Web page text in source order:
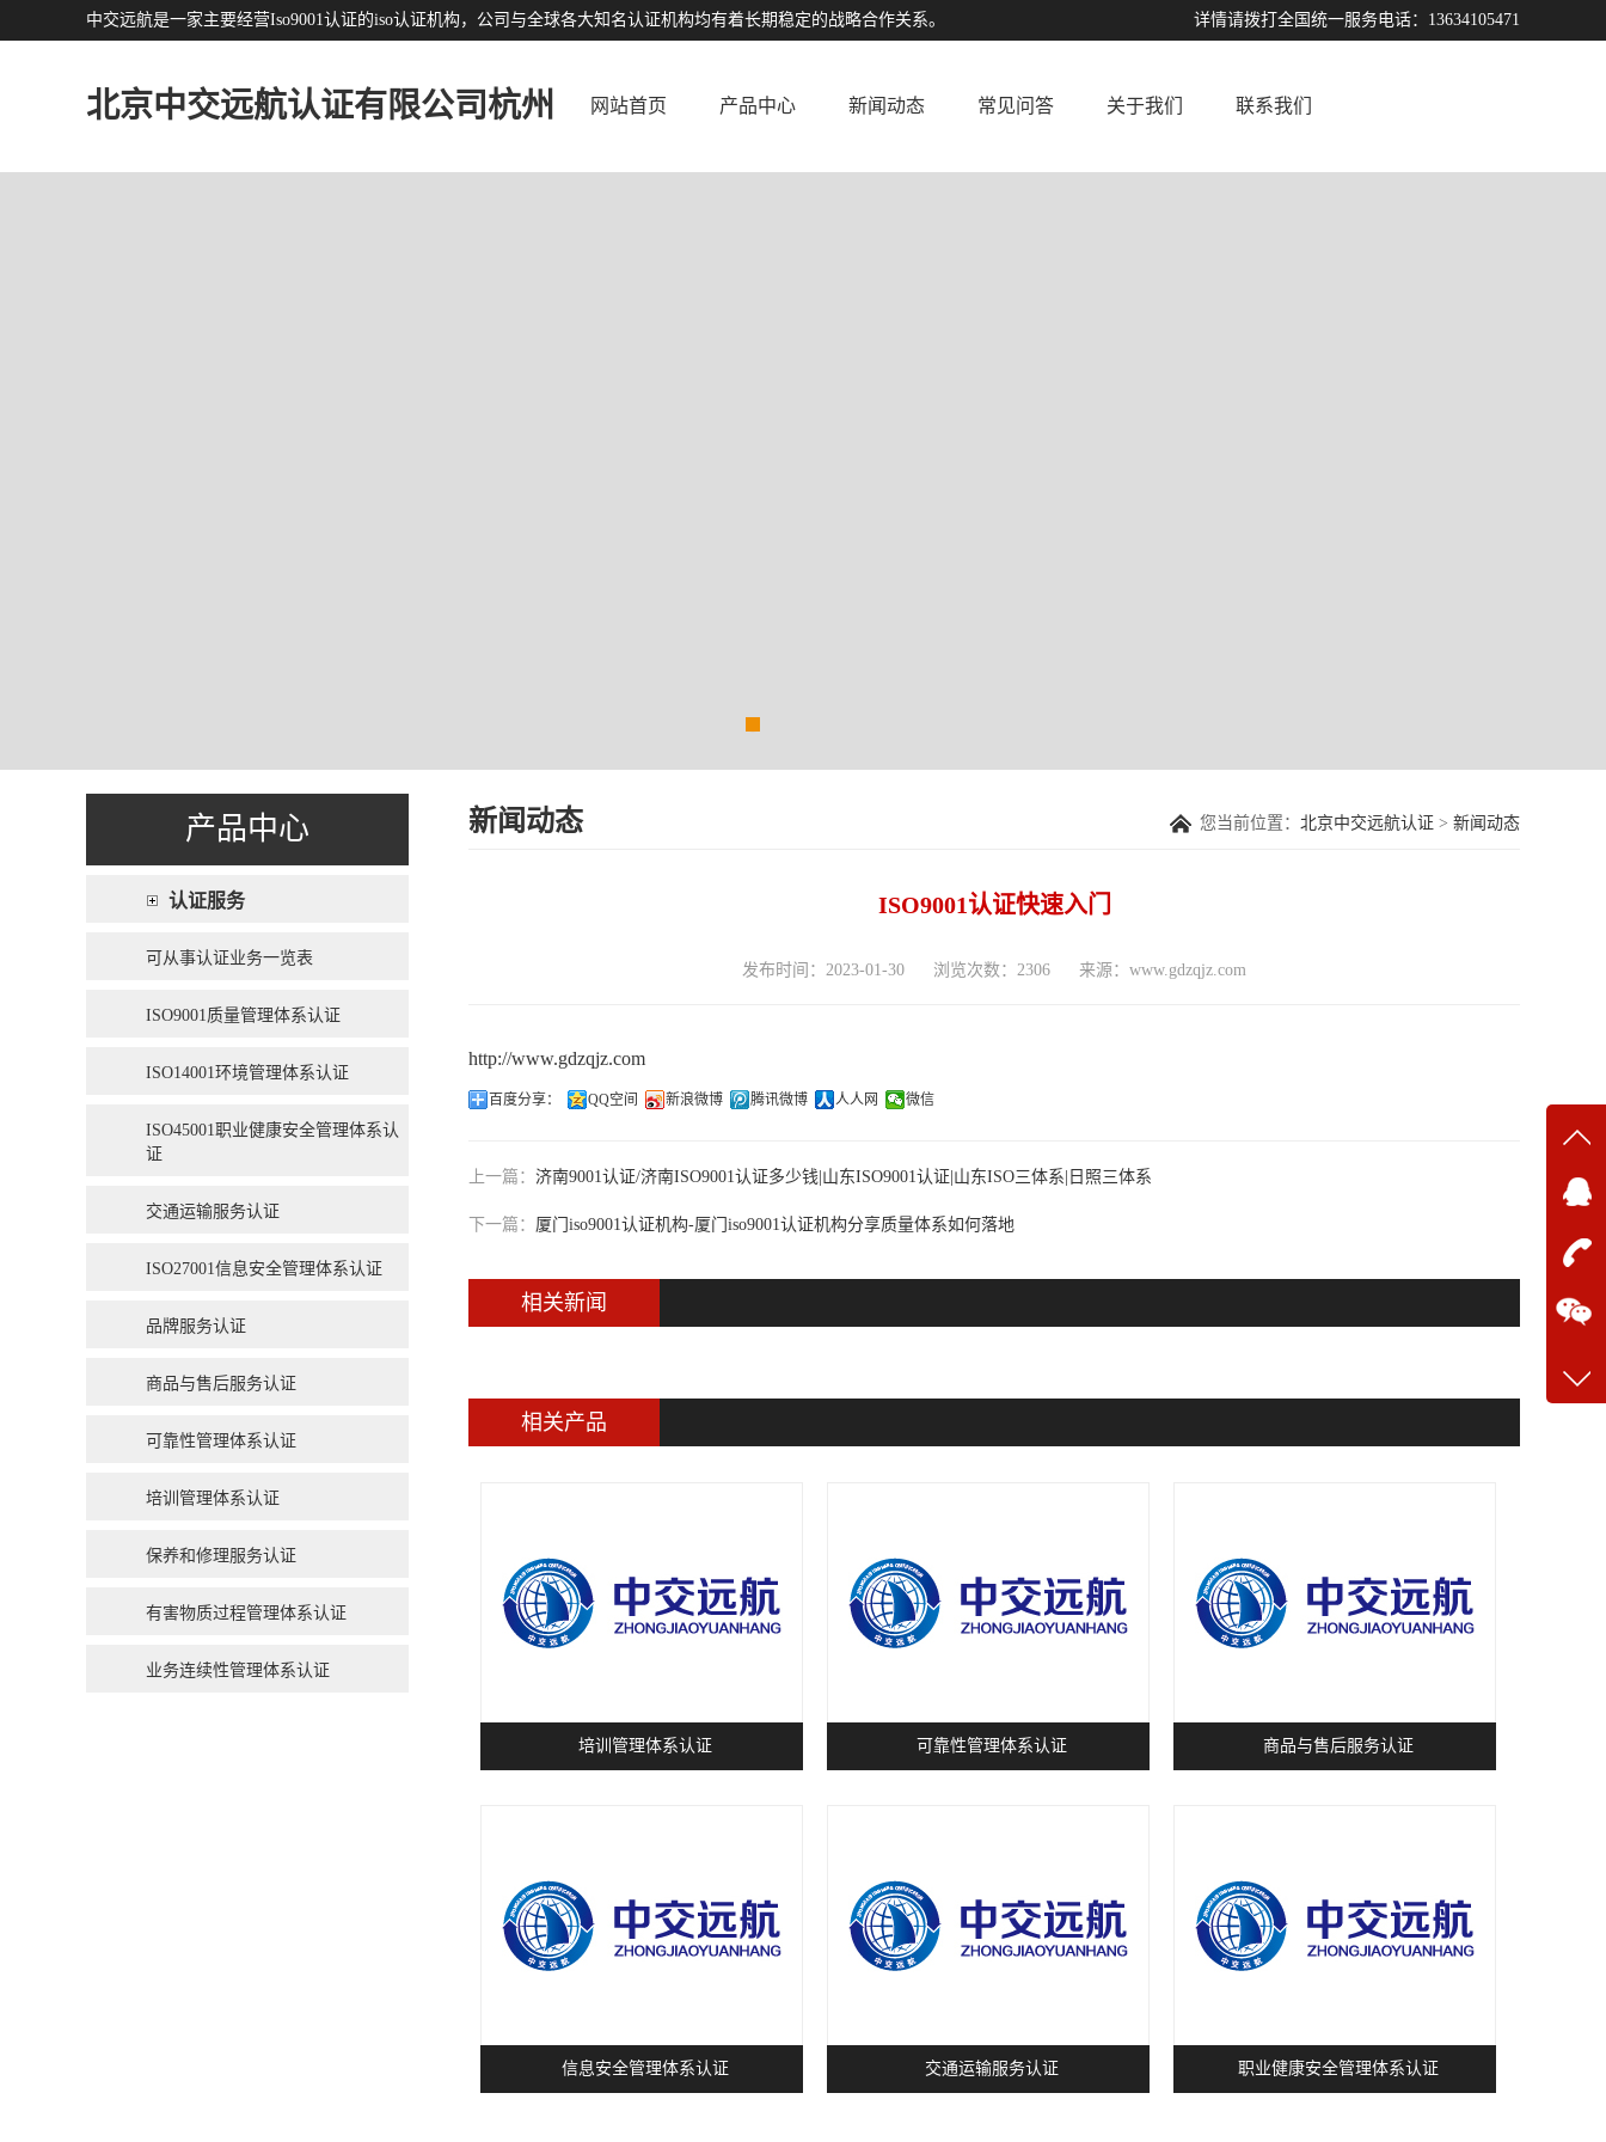
中交远航是一家主要经营Iso9001认证的iso认证机构，公司与全球各大知名认证机构均有着长期稳定的战略合作关系。 详情请拨打全国统一服务电话：13634105471
北京中交远航认证有限公司杭州 网站首页 产品中心 新闻动态 常见问答 关于我们 联系我们
产品中心
认证服务
可从事认证业务一览表
ISO9001质量管理体系认证
ISO14001环境管理体系认证
ISO45001职业健康安全管理体系认
证
交通运输服务认证
ISO27001信息安全管理体系认证
品牌服务认证
商品与售后服务认证
可靠性管理体系认证
培训管理体系认证
保养和修理服务认证
有害物质过程管理体系认证
业务连续性管理体系认证
新闻动态 您当前位置： 北京中交远航认证 > 新闻动态
ISO9001认证快速入门
发布时间：2023-01-30 浏览次数：2306 来源：www.gdzqjz.com
http://www.gdzqjz.com
百度分享： QQ空间 新浪微博 腾讯微博 人人网 微信
上一篇： 济南9001认证/济南ISO9001认证多少钱|山东ISO9001认证|山东ISO三体系|日照三体系
下一篇： 厦门iso9001认证机构-厦门iso9001认证机构分享质量体系如何落地
相关新闻
相关产品
培训管理体系认证 可靠性管理体系认证 商品与售后服务认证
信息安全管理体系认证 交通运输服务认证 职业健康安全管理体系认证
在线
在
咨询
客服